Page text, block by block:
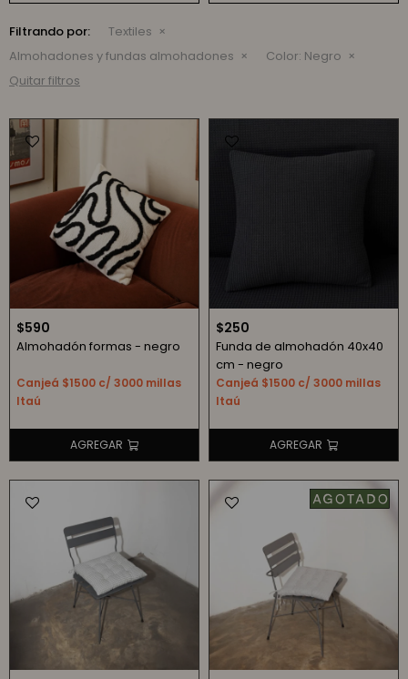
Filtrando por:
Textiles
Almohadones y fundas almohadones
Color: Negro
Quitar filtros
$590
Almohadón formas - negro
Canjeá $1500 c/ 3000 millas
Itaú
$250
Funda de almohadón 40x40
cm - negro
Canjeá $1500 c/ 3000 millas
Itaú